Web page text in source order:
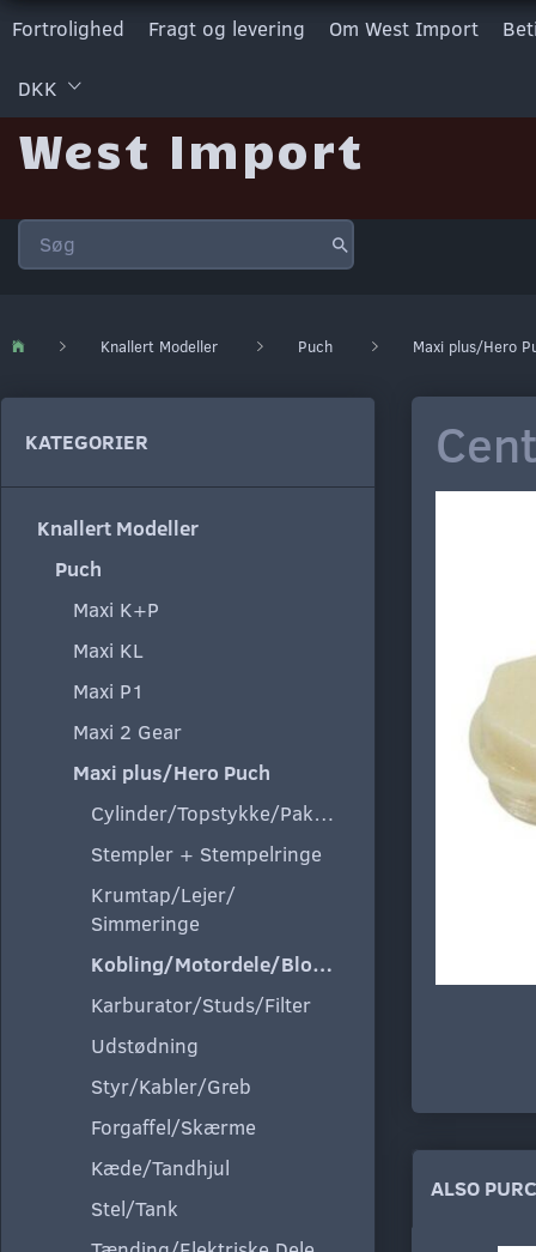
Fortrolighed Fragt og levering Om West Import
DKK
West Import
Knallert Modeller Puch Maxi plus/Hero
KATEGORIER
Knallert Modeller
Puch
Maxi K+P
Maxi KL
Maxi P1
Maxi 2 Gear
Maxi plus/Hero Puch
Cylinder/Topstykke/Pakning
Stempler + Stempelringe
Krumtap/Lejer/
Simmeringe
Kobling/Motordele/Blokke
Karburator/Studs/Filter
Udstødning
Styr/Kabler/Greb
Forgaffel/Skærme
Kæde/Tandhjul
Stel/Tank
ALSO